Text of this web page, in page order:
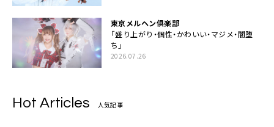
東京メルヘン倶楽部
「盛り上がり・個性・かわいい・マジメ・闇堕
ち」
2026.07.26
Hot Articles 人気記事